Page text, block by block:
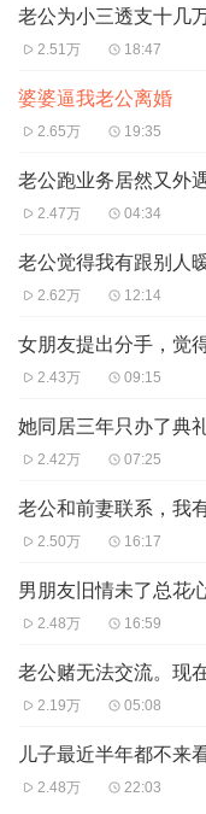
老公为小三透支十几
2.51万 18:47
婆婆逼我老公离婚
2.65万 19:35
老公跑业务居然又外
2.47万 04:34
2.62万 12:14
女朋友提出分手，觉
2.43万 09:15
她同居三年只办了典
2.42万 07:25
老公和前妻联系，我
2.50万 16:17
男朋友旧情未了总花
2.48万 16:59
老公赌无法交流。现
2.19万 05:08
2.48万 22:03